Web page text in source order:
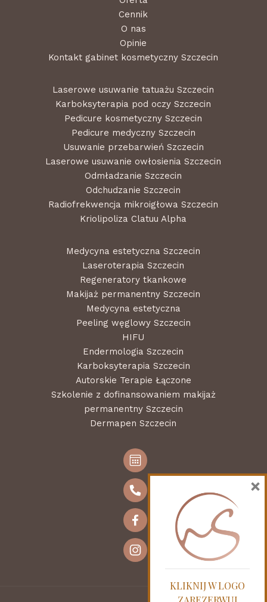
Cennik
O nas
Opinie
Kontakt gabinet kosmetyczny Szczecin
Laserowe usuwanie tatuażu Szczecin
Karboksyterapia pod oczy Szczecin
Pedicure kosmetyczny Szczecin
Pedicure medyczny Szczecin
Usuwanie przebarwień Szczecin
Laserowe usuwanie owłosienia Szczecin
Odmładzanie Szczecin
Odchudzanie Szczecin
Radiofrekwencja mikroigłowa Szczecin
Kriolipoliza Clatuu Alpha
Medycyna estetyczna Szczecin
Laseroterapia Szczecin
Regeneratory tkankowe
Makijaż permanentny Szczecin
Medycyna estetyczna
Peeling węglowy Szczecin
HIFU
Endermologia Szczecin
Karboksyterapia Szczecin
Autorskie Terapie Łączone
Szkolenie z dofinansowaniem makijaż
permanentny Szczecin
Dermapen Szczecin
KLIKNIJ W LOGO
×